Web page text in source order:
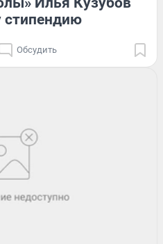
стипендию
Обсудить